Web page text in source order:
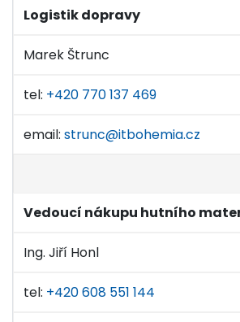
Logistik dopravy
Marek Štrunc
tel: +420 770 137 469
email: strunc@itbohemia.cz
Vedoucí nákupu hutního
Ing. Jiří Honl
tel: +420 608 551 144